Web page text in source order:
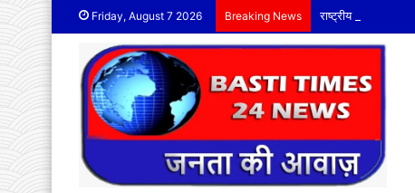
Friday, August 7 2026 Breaking News राष्ट्रीय सैनिक